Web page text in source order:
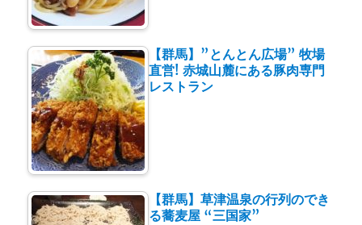
【群馬】”とんとん広場” 牧場
直営! 赤城山麓にある豚肉専門
レストラン
【群馬】草津温泉の行列のでき
る蕎麦屋 “三国家”